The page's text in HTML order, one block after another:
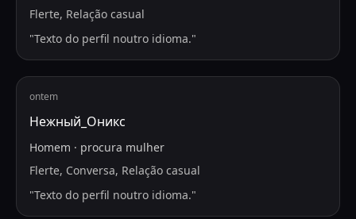
Flerte, Relação casual
"Texto do perfil noutro idioma."
ontem
Нежный_Оникс
Homem · procura mulher
Flerte, Conversa, Relação casual
"Texto do perfil noutro idioma."